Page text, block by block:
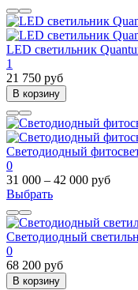
LED светильник
1
21 750 руб
В корзину
Cветодиодный
0
31 000 – 42 000 руб
Выбрать
Светодиодный
0
68 200 руб
В корзину